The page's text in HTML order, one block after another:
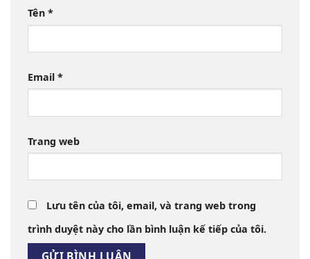
Tên *
Email *
Trang web
Lưu tên của tôi, email, và trang web trong
trình duyệt này cho lần bình luận kế tiếp của tôi.